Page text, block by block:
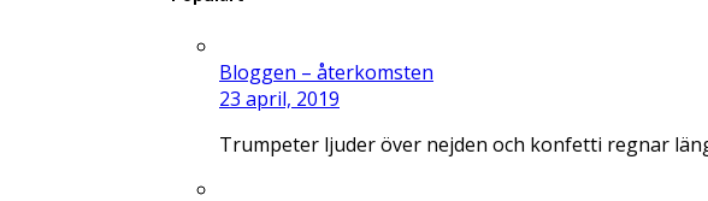
Bloggen – återkomsten
23 april, 2019
Trumpeter ljuder över nejden och konfetti regnar